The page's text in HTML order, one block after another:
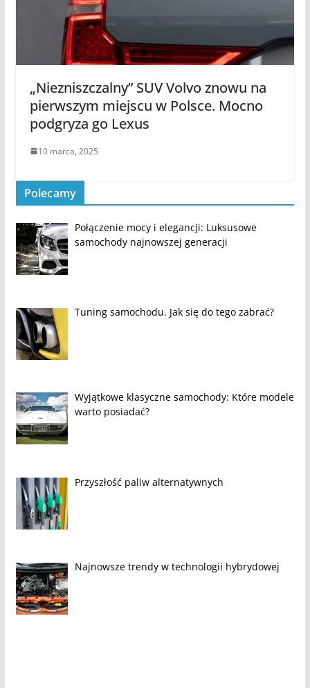
„Niezniszczalny” SUV Volvo znowu na
pierwszym miejscu w Polsce. Mocno
podgryza go Lexus
10 marca, 2025
Polecamy
Połączenie mocy i elegancji: Luksusowe
samochody najnowszej generacji
Tuning samochodu. Jak się do tego zabrać?
Wyjątkowe klasyczne samochody: Które modele
warto posiadać?
Przyszłość paliw alternatywnych
Najnowsze trendy w technologii hybrydowej